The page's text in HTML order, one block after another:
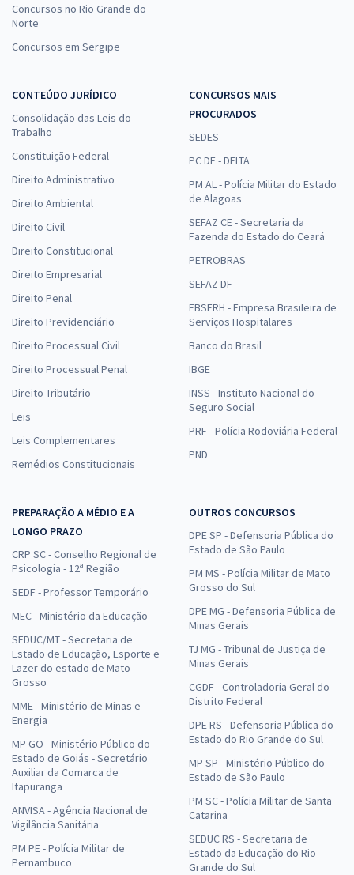
Concursos no Rio Grande do
Norte
Concursos em Sergipe
CONTEÚDO JURÍDICO
Consolidação das Leis do
Trabalho
Constituição Federal
Direito Administrativo
Direito Ambiental
Direito Civil
Direito Constitucional
Direito Empresarial
Direito Penal
Direito Previdenciário
Direito Processual Civil
Direito Processual Penal
Direito Tributário
Leis
Leis Complementares
Remédios Constitucionais
CONCURSOS MAIS
PROCURADOS
SEDES
PC DF - DELTA
PM AL - Polícia Militar do Estado
de Alagoas
SEFAZ CE - Secretaria da
Fazenda do Estado do Ceará
PETROBRAS
SEFAZ DF
EBSERH - Empresa Brasileira de
Serviços Hospitalares
Banco do Brasil
IBGE
INSS - Instituto Nacional do
Seguro Social
PRF - Polícia Rodoviária Federal
PND
PREPARAÇÃO A MÉDIO E A
LONGO PRAZO
CRP SC - Conselho Regional de
Psicologia - 12ª Região
SEDF - Professor Temporário
MEC - Ministério da Educação
SEDUC/MT - Secretaria de
Estado de Educação, Esporte e
Lazer do estado de Mato
Grosso
MME - Ministério de Minas e
Energia
MP GO - Ministério Público do
Estado de Goiás - Secretário
Auxiliar da Comarca de
Itapuranga
ANVISA - Agência Nacional de
Vigilância Sanitária
PM PE - Polícia Militar de
Pernambuco
OUTROS CONCURSOS
DPE SP - Defensoria Pública do
Estado de São Paulo
PM MS - Polícia Militar de Mato
Grosso do Sul
DPE MG - Defensoria Pública de
Minas Gerais
TJ MG - Tribunal de Justiça de
Minas Gerais
CGDF - Controladoria Geral do
Distrito Federal
DPE RS - Defensoria Pública do
Estado do Rio Grande do Sul
MP SP - Ministério Público do
Estado de São Paulo
PM SC - Polícia Militar de Santa
Catarina
SEDUC RS - Secretaria de
Estado da Educação do Rio
Grande do Sul